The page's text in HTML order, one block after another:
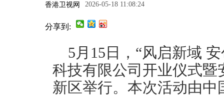
香港卫视网 2026-05-18 11:08:24
分享到:
5月15日，“风启新域
科技有限公司开业仪式
新区举行。本次活动由